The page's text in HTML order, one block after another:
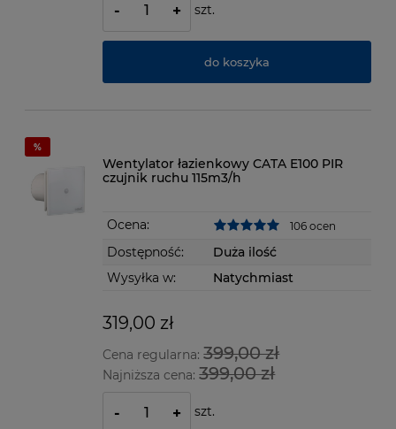
- + szt.
do koszyka
Wentylator łazienkowy CATA E100 PIR
czujnik ruchu 115m3/h
Ocena: 106 ocen
Dostępność:
Duża ilość
Wysyłka w:
Natychmiast
319,00 zł
Cena regularna:399,00 zł
Najniższa cena:399,00 zł
- + szt.